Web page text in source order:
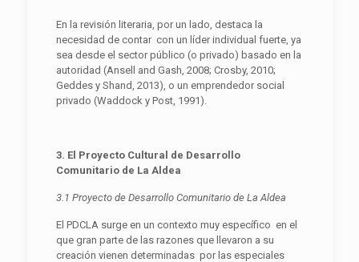
En la revisión literaria, por un lado, destaca la
necesidad de contar con un líder individual fuerte, ya
sea desde el sector público (o privado) basado en la
autoridad (Ansell and Gash, 2008; Crosby, 2010;
Geddes y Shand, 2013), o un emprendedor social
privado (Waddock y Post, 1991).
3. El Proyecto Cultural de Desarrollo
Comunitario de La Aldea
3.1 Proyecto de Desarrollo Comunitario de La Aldea
El PDCLA surge en un contexto muy específico en el
que gran parte de las razones que llevaron a su
creación vienen determinadas por las especiales